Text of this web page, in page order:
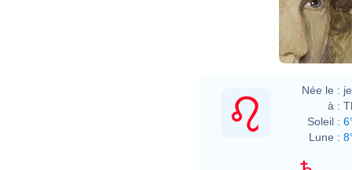
Née le :
à :
Soleil :
Lune :